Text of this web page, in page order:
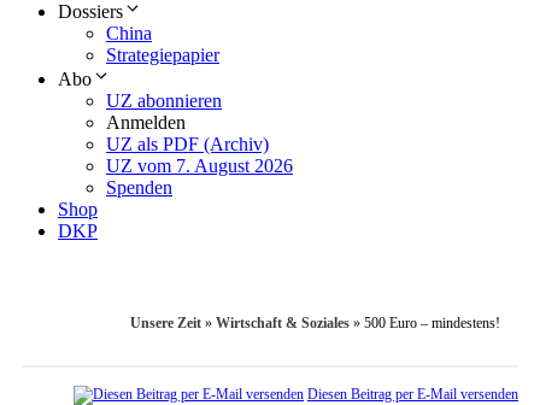
Dossiers
China
Strategiepapier
Abo
UZ abonnieren
Anmelden
UZ als PDF (Archiv)
UZ vom 7. August 2026
Spenden
Shop
DKP
Unsere Zeit » Wirtschaft & Soziales » 500 Euro – mindestens!
Diesen Beitrag per E-Mail versenden